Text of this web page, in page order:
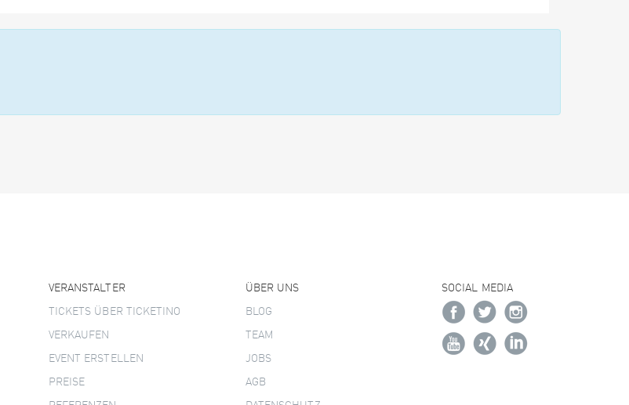
VERANSTALTER
TICKETS ÜBER TICKETINO
VERKAUFEN
EVENT ERSTELLEN
PREISE
ÜBER UNS
BLOG
TEAM
JOBS
AGB
SOCIAL MEDIA